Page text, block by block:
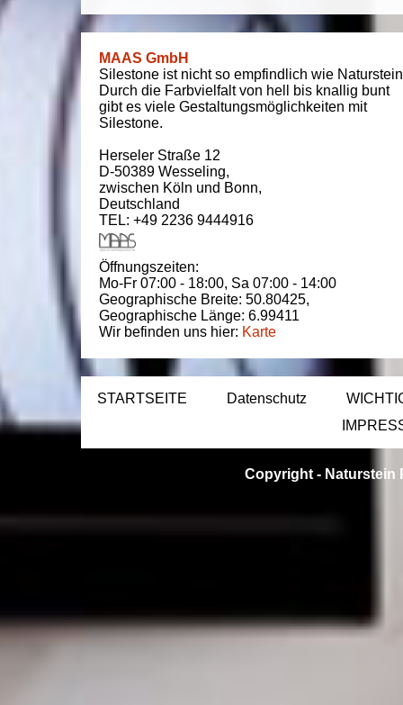
MAAS GmbH
Silestone ist nicht so empfindlich wie
Durch die Farbvielfalt von hell bis knallig bunt
gibt es viele Gestaltungsmöglichkeiten mit
Silestone.
Herseler Straße 12
D-50389 Wesseling,
zwischen Köln und Bonn,
Deutschland
TEL: +49 2236 9444916
Öffnungszeiten:
Mo-Fr 07:00 - 18:00, Sa 07:00 - 14:00
Geographische Breite: 50.80425,
Geographische Länge: 6.99411
Wir befinden uns hier: Karte
STARTSEITE Datenschutz
Copyright - Naturstein